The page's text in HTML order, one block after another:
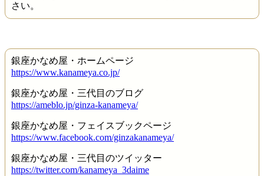
さい。
銀座かなめ屋・ホームページ
https://www.kanameya.co.jp/
銀座かなめ屋・三代目のブログ
https://ameblo.jp/ginza-kanameya/
銀座かなめ屋・フェイスブックページ
https://www.facebook.com/ginzakanameya/
銀座かなめ屋・三代目のツイッター
https://twitter.com/kanameya_3daime